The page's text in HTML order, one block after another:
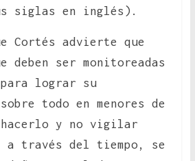
siglas en inglés).
Cortés advierte que
deben ser monitoreadas
lograr su
todo en menores de
hacerlo y no vigilar
a través del tiempo, se